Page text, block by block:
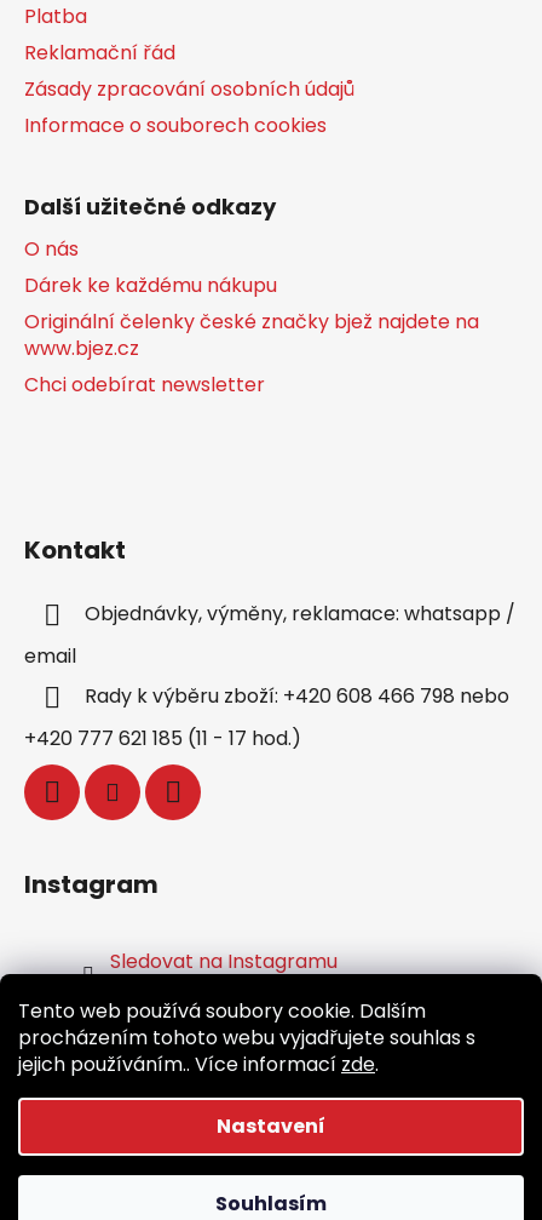
Tento web používá soubory cookie. Dalším
procházením tohoto webu vyjadřujete souhlas s
jejich používáním.. Více informací zde.
Nastavení
Souhlasím
Platba
Reklamační řád
Zásady zpracování osobních údajů
Informace o souborech cookies
Další užitečné odkazy
O nás
Dárek ke každému nákupu
Originální čelenky české značky bjež najdete na
www.bjez.cz
Chci odebírat newsletter
Kontakt
Objednávky, výměny, reklamace: whatsapp /
email
Rady k výběru zboží: +420 608 466 798 nebo
+420 777 621 185 (11 - 17 hod.)
Instagram
Sledovat na Instagramu
Facebook
Vytvořil Shoptet
Běž.cz. Všechna práva vyhrazena.